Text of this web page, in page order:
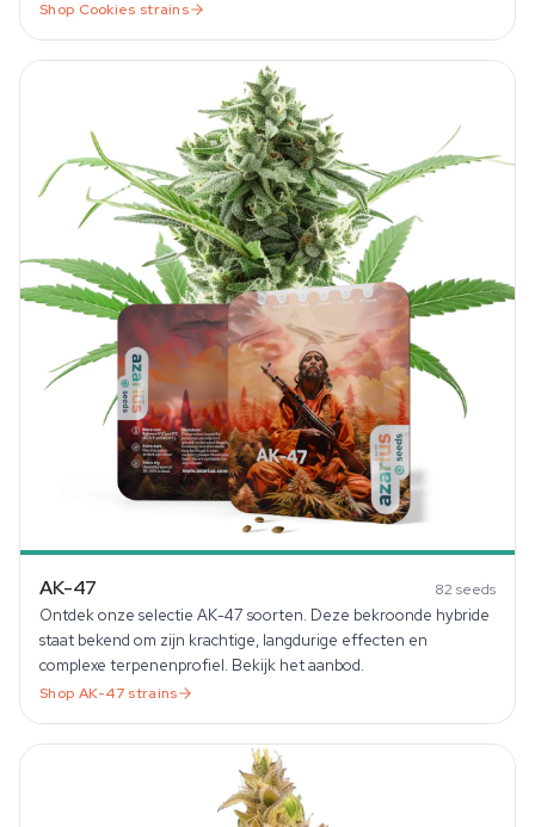
Shop Cookies strains
AK-47 82 seeds
Ontdek onze selectie AK-47 soorten. Deze bekroonde hybride
staat bekend om zijn krachtige, langdurige effecten en
complexe terpenenprofiel. Bekijk het aanbod.
Shop AK-47 strains